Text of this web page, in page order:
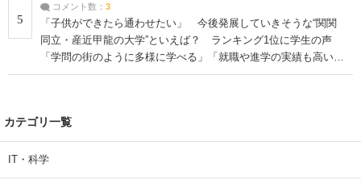
5
コメント数： 3
「子供ができたら通わせたい」 今後発展していきそうな“関関
同立・産近甲龍の大学”といえば？ ランキング1位に学生の声
「学問の街のように多様に学べる」「就職や進学の実績も高い」
| 大学 ねとらぼリサーチ
カテゴリ一覧
IT・科学